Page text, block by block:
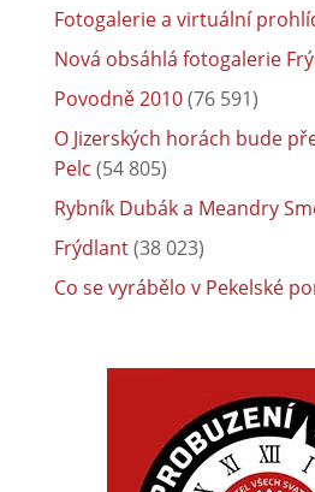
Fotogalerie a virtuální
Nová obsáhlá fotogalerie
Povodně 2010(76 591)
O Jizerských horách bude
Pelc (54 805)
Rybník Dubák a Meandry
Frýdlant(38 023)
Co se vyrábělo v Pekelské